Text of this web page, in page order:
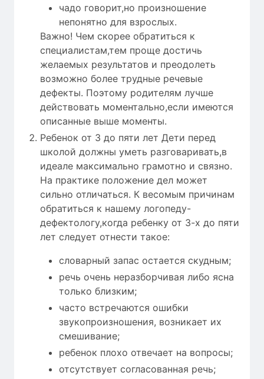
чадо говорит,но произношение
непонятно для взрослых.
Важно! Чем скорее обратиться к
специалистам,тем проще достичь
желаемых результатов и преодолеть
возможно более трудные речевые
дефекты. Поэтому родителям лучше
действовать моментально,если имеются
описанные выше моменты.
Ребенок от 3 до пяти лет Дети перед
школой должны уметь разговаривать,в
идеале максимально грамотно и связно.
На практике положение дел может
сильно отличаться. К весомым причинам
обратиться к нашему логопеду-
дефектологу,когда ребенку от 3-х до пяти
лет следует отнести такое:
словарный запас остается скудным;
речь очень неразборчивая либо ясна
только близким;
часто встречаются ошибки
звукопроизношения, возникает их
смешивание;
ребенок плохо отвечает на вопросы;
отсутствует согласованная речь;